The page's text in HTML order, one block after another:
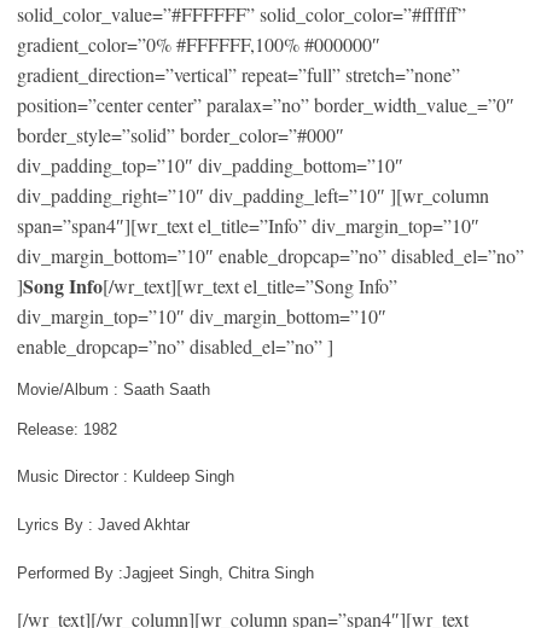
solid_color_value=”#FFFFFF” solid_color_color=”#ffffff”
gradient_color=”0% #FFFFFF,100% #000000″
gradient_direction=”vertical” repeat=”full” stretch=”none”
position=”center center” paralax=”no” border_width_value_=”0″
border_style=”solid” border_color=”#000″
div_padding_top=”10″ div_padding_bottom=”10″
div_padding_right=”10″ div_padding_left=”10″ ][wr_column
span=”span4″][wr_text el_title=”Info” div_margin_top=”10″
div_margin_bottom=”10″ enable_dropcap=”no” disabled_el=”no”
]Song Info[/wr_text][wr_text el_title=”Song Info”
div_margin_top=”10″ div_margin_bottom=”10″
enable_dropcap=”no” disabled_el=”no” ]
Movie/Album : Saath Saath
Release: 1982
Music Director : Kuldeep Singh
Lyrics By : Javed Akhtar
Performed By :Jagjeet Singh, Chitra Singh
[/wr_text][/wr_column][wr_column span=”span4″][wr_text